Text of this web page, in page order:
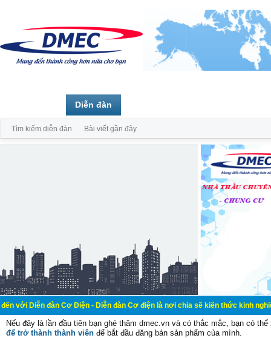
đàn Cơ Điện - Diễn đàn Cơ điện là nơi chia sẽ kiến thức kinh nghiệm
Nếu đây là lần đầu tiên bạn ghé thăm dmec.vn và có thắc mắc, bạn có
để trở thành thành viên để bắt đầu đăng bán sản phẩm của mình.
Diễn đàn
Tìm kiếm diễn đàn Bài viết gần đây